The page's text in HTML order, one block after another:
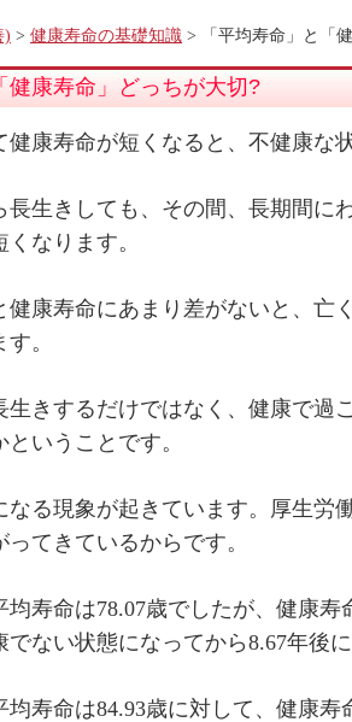
) > 健康寿命の基礎知識 > 「平均寿命」と「
健康寿命」どっちが大切?
健康寿命が短くなると、不健康な
長生きしても、その間、長期間に
なります。
健康寿命にあまり差がないと、亡
。
生きするだけではなく、健康で過
いうことです。
なる現象が起きています。厚生労
てきているからです。
均寿命は78.07歳でしたが、健康
でない状態になってから8.67年後
均寿命は84.93歳に対して、健康